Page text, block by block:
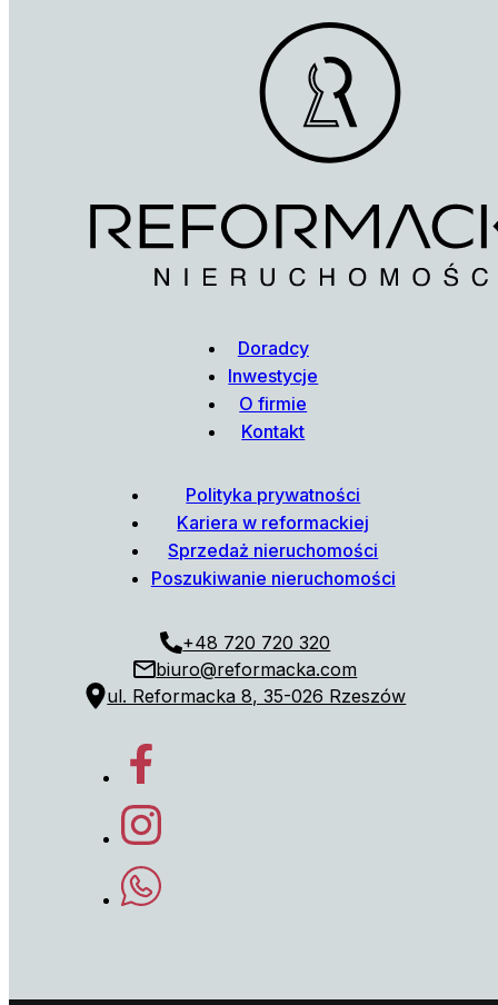
Doradcy
Inwestycje
O firmie
Kontakt
Polityka prywatności
Kariera w reformackiej
Sprzedaż nieruchomości
Poszukiwanie nieruchomości
+48 720 720 320
biuro@reformacka.com
ul. Reformacka 8, 35-026 Rzeszów